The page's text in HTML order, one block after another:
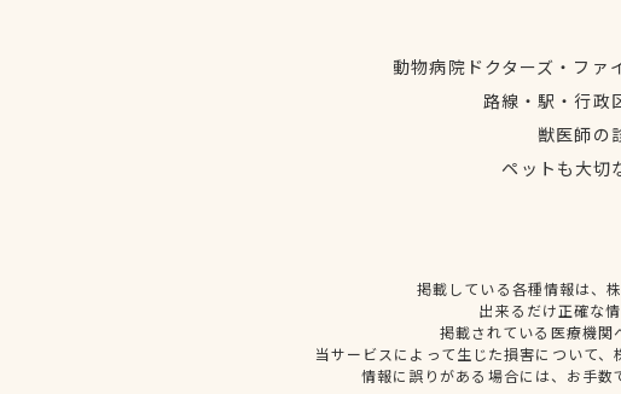
動物病院ドクターズ・フ
路線・駅・行政
獣医師の
ペットも大切
掲載している各種情報は、
出来るだけ正確な
掲載されている医療機
当サービスによって生じた損害について
情報に誤りがある場合には、お手